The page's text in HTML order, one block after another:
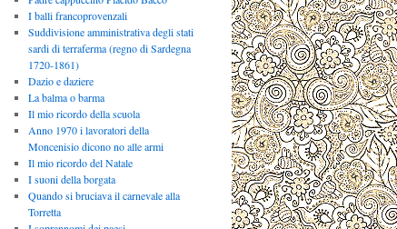
I balli francoprovenzali
Suddivisione amministrativa degli stati
sardi di terraferma (regno di Sardegna
1720-1861)
Dazio e daziere
La balma o barma
Il mio ricordo della scuola
Anno 1970 i lavoratori della
Moncenisio dicono no alle armi
Il mio ricordo del Natale
I suoni della borgata
Quando si bruciava il carnevale alla
Torretta